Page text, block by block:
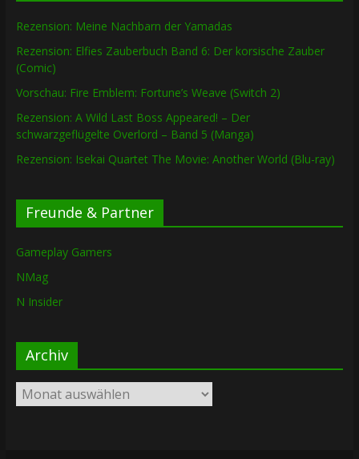
Rezension: Meine Nachbarn der Yamadas
Rezension: Elfies Zauberbuch Band 6: Der korsische Zauber
(Comic)
Vorschau: Fire Emblem: Fortune’s Weave (Switch 2)
Rezension: A Wild Last Boss Appeared! – Der
schwarzgeflügelte Overlord – Band 5 (Manga)
Rezension: Isekai Quartet The Movie: Another World (Blu-ray)
Freunde & Partner
Gameplay Gamers
NMag
N Insider
Archiv
Archiv